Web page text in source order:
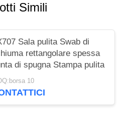
Simili
Sala pulita Swab di
rettangolare spessa
di spugna Stampa pulita
10